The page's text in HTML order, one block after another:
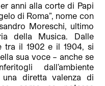
anni alla corte di Papi
di Roma”, nome con
Moreschi, ultimo
della Musica. Dalle
tra il 1902 e il 1904, si
sua voce – anche se
dall’ambiente
una diretta valenza di